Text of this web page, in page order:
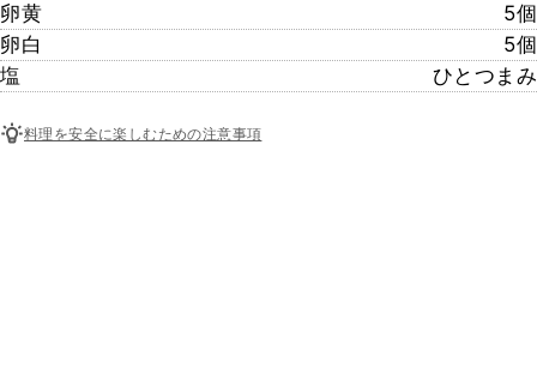
卵黄
5個
卵白
5個
塩
ひとつまみ
料理を安全に楽しむための注意事項